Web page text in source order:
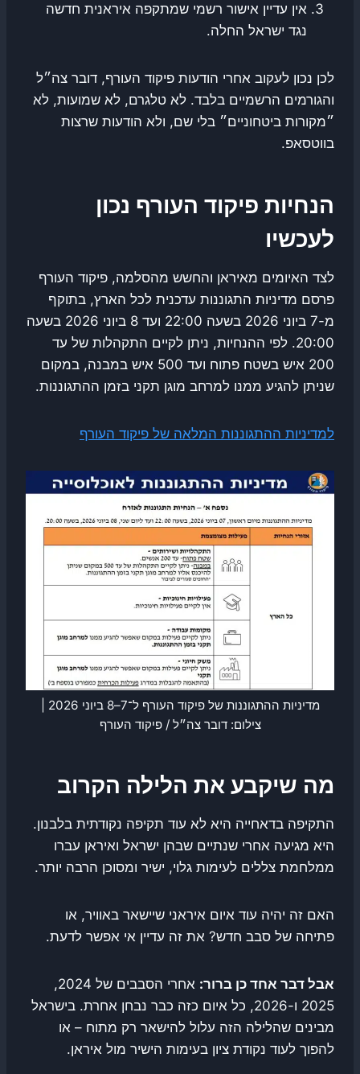
אין עדיין אישור רשמי שמתקפה איראנית חדשה
נגד ישראל החלה.
לכן נכון לעקוב אחרי הודעות פיקוד העורף, דובר צה״ל
והגורמים הרשמיים בלבד. לא טלגרם, לא שמועות, לא
״מקורות ביטחוניים״ בלי שם, ולא הודעות שרצות
בווטסאפ.
הנחיות פיקוד העורף נכון
לעכשיו
לצד האיומים מאיראן והחשש מהסלמה, פיקוד העורף
פרסם מדיניות התגוננות עדכנית לכל הארץ, בתוקף
מ-7 ביוני 2026 בשעה 22:00 ועד 8 ביוני 2026 בשעה
20:00. לפי ההנחיות, ניתן לקיים התקהלות של עד
200 איש בשטח פתוח ועד 500 איש במבנה, במקום
שניתן להגיע ממנו למרחב מוגן תקני בזמן ההתגוננות.
למדיניות ההתגוננות המלאה של פיקוד העורף
צילום: דובר צה״ל / פיקוד העורף
מה שיקבע את הלילה הקרוב
התקיפה בדאחייה היא לא עוד תקיפה נקודתית בלבנון.
היא מגיעה אחרי שנתיים שבהן ישראל ואיראן עברו
ממלחמת צללים לעימות גלוי, ישיר ומסוכן הרבה יותר.
האם זה יהיה עוד איום איראני שיישאר באוויר, או
פתיחה של סבב חדש? את זה עדיין אי אפשר לדעת.
אבל דבר אחד כן ברור:
אחרי הסבבים של 2024,
2025 ו-2026, כל איום כזה כבר נבחן אחרת. בישראל
מבינים שהלילה הזה עלול להישאר רק מתוח – או
להפוך לעוד נקודת ציון בעימות הישיר מול איראן.